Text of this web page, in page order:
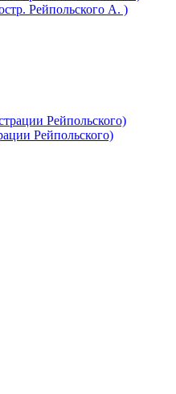
Рейпольского А. )
Рейпольского)